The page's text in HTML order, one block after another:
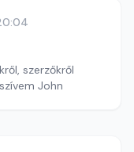
szerzőkről
John